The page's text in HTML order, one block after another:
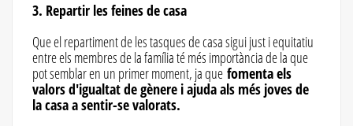
3. Repartir les feines de casa
Que el repartiment de les tasques de casa sigui just i equitatiu
entre els membres de la família té més importància de la que
pot semblar en un primer moment, ja que fomenta els
valors d'igualtat de gènere i ajuda als més joves de
la casa a sentir-se valorats.